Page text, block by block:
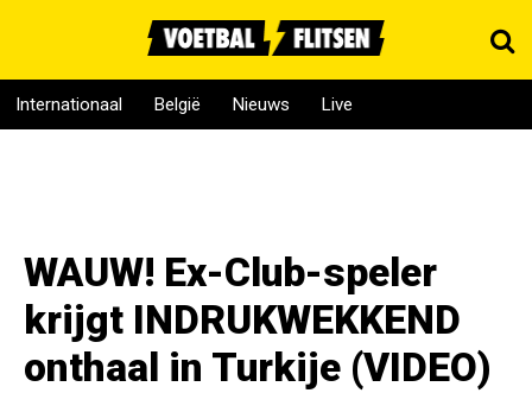
Internationaal België Nieuws Live
WAUW! Ex-Club-speler
krijgt INDRUKWEKKEND
onthaal in Turkije (VIDEO)